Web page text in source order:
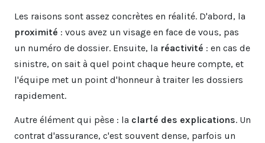
Les raisons sont assez concrètes en réalité. D'abord, la
proximité : vous avez un visage en face de vous, pas
un numéro de dossier. Ensuite, la réactivité : en cas de
sinistre, on sait à quel point chaque heure compte, et
l'équipe met un point d'honneur à traiter les dossiers
rapidement.
Autre élément qui pèse : la clarté des explications. Un
contrat d'assurance, c'est souvent dense, parfois un